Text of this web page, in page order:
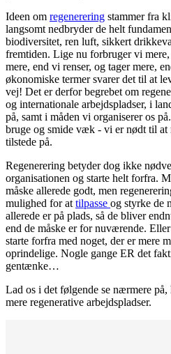
Ideen om regenerering stammer fra
langsomt nedbryder de helt
biodiversitet, ren luft, sikkert
fremtiden. Lige nu forbruger vi
mere, end vi renser, og tager mere,
økonomiske termer svarer det til at
vej! Det er derfor begrebet om
og internationale arbejdspladser, i
på, samt i måden vi organiserer os
bruge og smide væk - vi er nødt til at
tilstede på.
Regenerering betyder dog ikke
organisationen og starte helt forfra.
måske allerede godt, men
mulighed for at tilpasse og styrke de
allerede er på plads, så de bliver
end de måske er for nuværende.
starte forfra med noget, der er mere
oprindelige. Nogle gange ER det
gentænke…
Lad os i det følgende se nærmere
mere regenerative arbejdspladser.